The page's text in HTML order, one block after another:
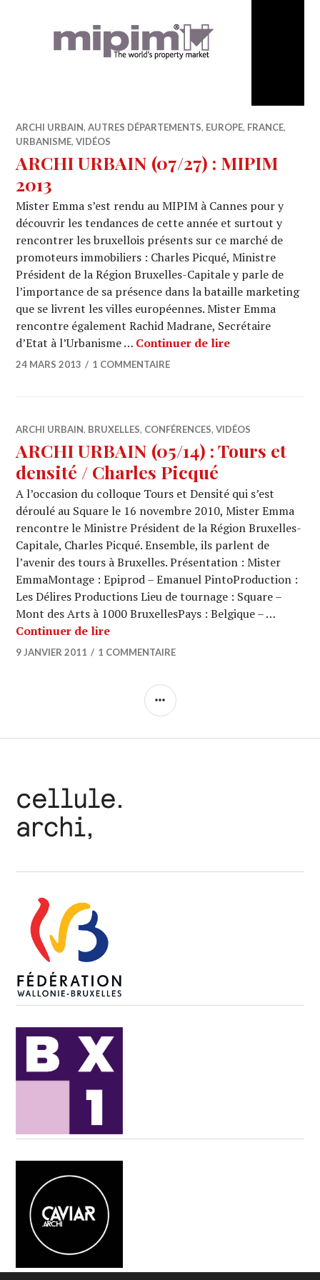
ARCHI URBAIN,AUTRES DÉPARTEMENTS, EUROPE, FRANCE,
URBANISME,VIDÉOS
ARCHI URBAIN (07/27) : MIPIM
2013
Mister Emma s’est rendu au MIPIM à Cannes pour y
découvrir les tendances de cette année et surtout y
rencontrer les bruxellois présents sur ce marché de
promoteurs immobiliers : Charles Picqué, Ministre
Président de la Région Bruxelles-Capitale y parle de
l’importance de sa présence dans la bataille marketing
que se livrent les villes européennes. Mister Emma
rencontre également Rachid Madrane, Secrétaire
d’Etat à l’Urbanisme … Continuer de lireARCHI
24 MARS 2013 1 COMMENTAIRE
ARCHI URBAIN, BRUXELLES, CONFÉRENCES,VIDÉOS
ARCHI URBAIN (05/14) : Tours et
densité / Charles Picqué
A l’occasion du colloque Tours et Densité qui s’est
déroulé au Square le 16 novembre 2010, Mister Emma
rencontre le Ministre Président de la Région Bruxelles-
Capitale, Charles Picqué. Ensemble, ils parlent de
l’avenir des tours à Bruxelles. Présentation : Mister
EmmaMontage : Epiprod – Emanuel PintoProduction :
Les Délires Productions Lieu de tournage : Square –
Mont des Arts à 1000 BruxellesPays : Belgique – …
Continuer de lireARCHI URBAIN (05/14) : Tours et
9 JANVIER 2011 1 COMMENTAIRE
COLONNE